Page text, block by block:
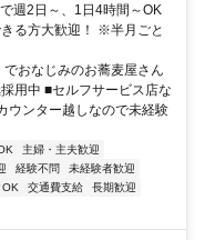
週2日～、1日4時間～OK
る方大歓迎！ ※半月ごと
おなじみのお蕎麦屋さん
用中 ■セルフサービス店な
ウンター越しなので未経験
主婦・主夫歓迎
経験不問
未経験者歓迎
OK 交通費支給
長期歓迎